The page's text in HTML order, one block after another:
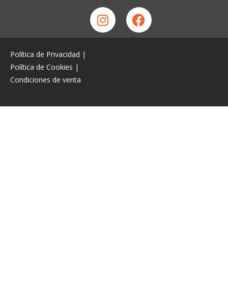
Política de Privacidad |
Política de Cookies |
Condiciones de venta